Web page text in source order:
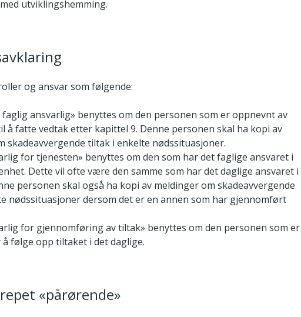
utviklingshemming.
og ansvar som følgende:
ansvarlig» benyttes om den personen som er oppnevnt av
å fatte vedtak etter kapittel 9. Denne personen skal ha kopi av
skadeavvergende tiltak i enkelte nødssituasjoner.
for tjenesten» benyttes om den som har det faglige ansvaret i
Dette vil ofte være den samme som har det daglige ansvaret i
personen skal også ha kopi av meldinger om skadeavvergende
nødssituasjoner dersom det er en annen som har gjennomført
for gjennomføring av tiltak» benyttes om den personen som er
følge opp tiltaket i det daglige.
«pårørende»